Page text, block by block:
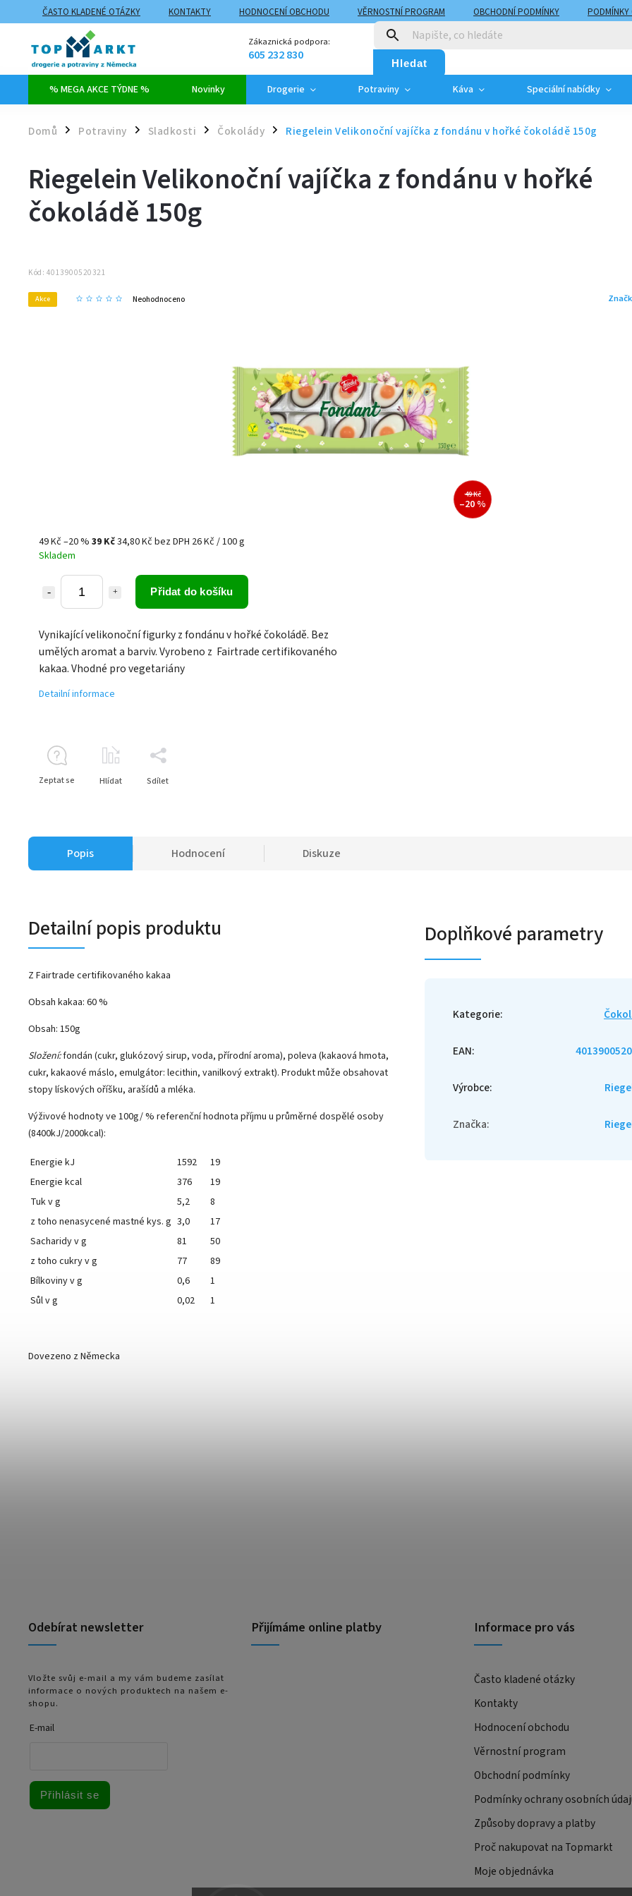
ČASTO KLADENÉ OTÁZKY KONTAKTY HODNOCENÍ OBCHODU VĚRNOSTNÍ PROGRAM OBCHODNÍ PODMÍNKY
PODMÍNKY
ZPŮSOBY DOPRAVY A PLATBY
MOJE OBJEDNÁVKA
Zákaznická podpora:
605 232 830 Hledat
% MEGA AKCE TÝDNE % Novinky Drogerie Potraviny Káva Speciální nabídky
Domů / Potraviny / Sladkosti / Čokolády / Riegelein Velikonoční vajíčka z fondánu v hořké čokoládě 150g
Riegelein Velikonoční vajíčka z fondánu v hořké
čokoládě 150g
Kód: 4013900520321
Akce Neohodnoceno
49 Kč
–20 %
49 Kč–20 % 39 Kč34,80 Kč bez DPH 26 Kč / 100 g
Skladem
Přidat do košíku
Vynikající velikonoční figurky z fondánu v hořké čokoládě. Bez
umělých aromat a barviv. Vyrobeno z Fairtrade certifikovaného
kakaa. Vhodné pro vegetariány
Detailní informace
Zeptat se Hlídat Sdílet
Popis Hodnocení Diskuze
Detailní popis produktu
Z Fairtrade certifikovaného kakaa
Obsah kakaa: 60 %
Obsah: 150g
Složení:fondán (cukr, glukózový sirup, voda, přírodní aroma), poleva (kakaová hmota,
cukr, kakaové máslo, emulgátor: lecithin, vanilkový extrakt). Produkt může obsahovat
stopy lískových oříšku, arašídů a mléka.
Výživové hodnoty ve 100g/ % referenční hodnota příjmu u průměrné dospělé osoby
(8400kJ/2000kcal):
Energie kJ 1592
19
Energie kcal
376
19
Tuk v g
5,2
8
z toho nenasycené mastné kys. g 3,0
17
Sacharidy v g
81
50
z toho cukry v g
77
89
Bílkoviny v g
0,6
1
Sůl v g
0,02 1
Dovezeno z Německa
Doplňkové parametry
Kategorie:
EAN:
Výrobce:
Značka:
Odebírat newsletter
Vložte svůj e-mail a my vám budeme zasílat
informace o nových produktech na našem e-
shopu.
E-mail
Přihlásit se
Přijímáme online platby Informace pro vás
Často kladené otázky
Kontakty
Hodnocení obchodu
Věrnostní program
Obchodní podmínky
Podmínky ochrany osobních
Způsoby dopravy a platby
Proč nakupovat na Topmarkt
Moje objednávka